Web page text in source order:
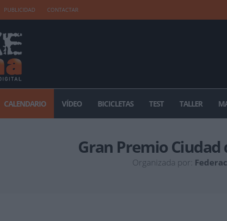
PUBLICIDAD CONTACTAR
CALENDARIO VÍDEO BICICLETAS TEST TALLER
Gran Premio Ciudad
Organizada por: